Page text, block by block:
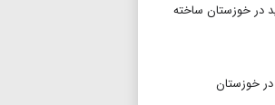
خوزستان: ۴۶۵ خانه امید در خوزستان ساخته